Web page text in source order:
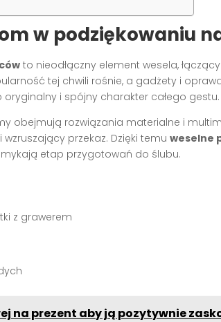
w podziękowaniu
to nieodłączny element wesela,
tej chwili rośnie, a gadżety i
i spójny charakter całego gestu.
obejmują rozwiązania materialne i
przekaz. Dzięki temu weselne
etap przygotowań do ślubu.
z grawerem
na prezent aby ją pozytywnie